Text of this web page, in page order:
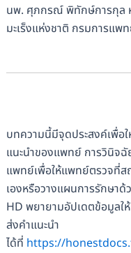
นพ. ศุภกรณ์ พิทักษ์การกุล หั
มะเร็งแห่งชาติ กรมการแพ
บทความนี้มีจุดประสงค์เพื่อ
แนะนำของแพทย์ การวินิจ
แพทย์เพื่อให้แพทย์ตรวจที่ส
เองหรือวางแผนการรักษา
HD พยายามอัปเดตข้อมูล
ส่งคำแนะนำ
ได้ที่ https://